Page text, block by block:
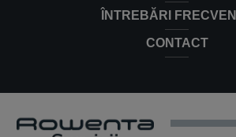
ÎNTREBĂRI
CONTACT